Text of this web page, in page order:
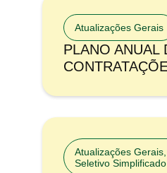
Atualizações Gerais
PLANO ANUAL
Atualizações Gerais
Seletivo Simplificado